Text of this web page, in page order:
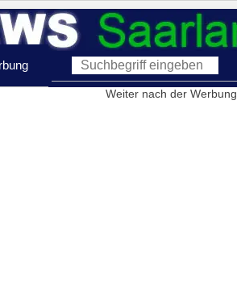
Weiter nach der Werbung